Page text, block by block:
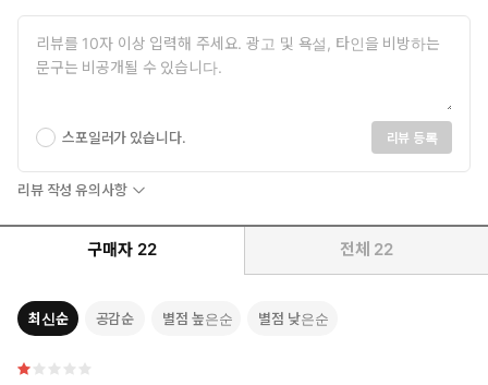
스포일러가 있습니다. 리뷰 등록
리뷰 작성 유의사항
구매자 22 전체 22
최신순 공감순 별점 높은순 별점 낮은순